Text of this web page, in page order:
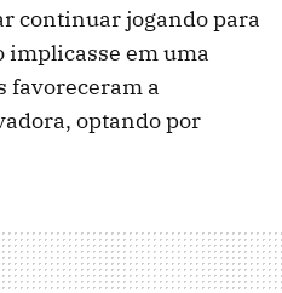
continuar jogando para
implicasse em uma
favoreceram a
optando por